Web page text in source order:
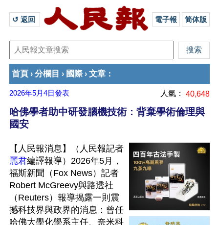
↺ 返回 電子報 简体版
首頁 › 分欄目 › 國際› 文章 ：
2026年5月4日發表 人氣： 40,648
哈佛學者助中研發腦機技術：背棄學術倫理與
國安
【人民報消息】（人民報記者
麗君編譯報導）2026年5月，
福斯新聞（Fox News）記者
Robert McGreevy與路透社
（Reuters）報導揭露一則震
撼科技界與政界的消息：曾任
哈佛大學化學系主任、奈米科